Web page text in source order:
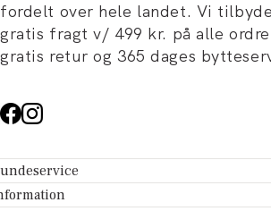
fordelt over hele landet. Vi
gratis fragt v/ 499 kr. på alle
gratis retur og 365 dages
- Hjælpecenter